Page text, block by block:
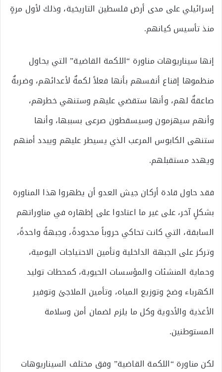
إسرائيلي على مدى أرض فلسطين التاريخية، وذلك لأول مرةٍ
منذ تأسيس كيانهم.
إنها سيناريوهات مناورة “اللكمة القاضية” التي يحاول
منظموها إقناع أنفسهم بأنها فعلاً لكمةٌ لأعدائهم، وضربةٌ
صاعقةٌ لهم، وأنها ستقضي عليهم وستنهي خطرهم،
وأنهم سيهزمون وسيسقطون صرعى بسببها، وأنها
ستنهى الكابوس المرعب الذي يسيطر عليهم ويبدد أمنهم
ويهدد مستقبلهم.
فقد حاول قادة أركان جيش العدو أن يظهروا هذا المناورة
بشكلٍ آخر، على غير ما اعتادوا على إظهاره في مناوراتهم
السابقة، التي كانت تحاكي حروباً محدودةً، وجبهةً واحدةً،
وتركز على الجبهة الداخلية وتأمين الاحتياجات اليومية،
وحماية المنشئات والمؤسسات الحيوية، كمحطات توليد
الكهرباء وضخ وتوزيع المياه، وتأمين الملاجئ وتوفير
الأغذية والأدوية وكل ما يلزم لضمان أمن وسلامة
المستوطنين.
لكن مناورة “اللكمة القاضية” وفق مختلف السيناريوهات